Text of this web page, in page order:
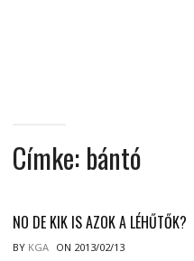
Címke: bántó
NO DE KIK IS AZOK A LÉHŰTŐK?
BY KGA ON 2013/02/13